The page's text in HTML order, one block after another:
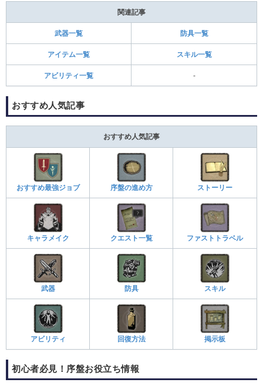
関連記事
武器一覧 防具一覧
アイテム一覧 スキル一覧
アビリティ一覧 -
おすすめ人気記事
おすすめ人気記事
おすすめ最強ジョブ 序盤の進め方 ストーリー
キャラメイク クエスト一覧 ファストトラベル
武器 防具 スキル
アビリティ 回復方法 掲示板
初心者必見！序盤お役立ち情報